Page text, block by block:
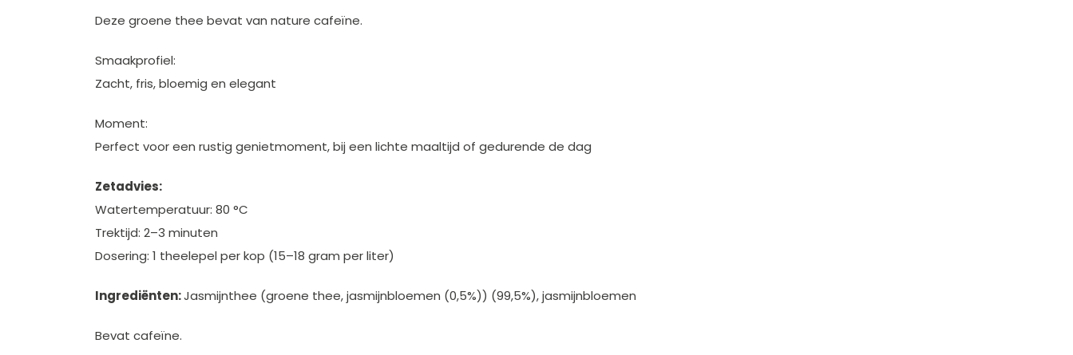
Deze groene thee bevat van nature cafeïne.
Smaakprofiel:
Zacht, fris, bloemig en elegant
Moment:
Perfect voor een rustig genietmoment, bij een lichte maaltijd of gedurende de dag
Zetadvies:
Watertemperatuur: 80 °C
Trektijd: 2–3 minuten
Dosering: 1 theelepel per kop (15–18 gram per liter)
Ingrediënten:Jasmijnthee (groene thee, jasmijnbloemen (0,5%)) (99,5%), jasmijnbloemen
Bevat cafeïne.